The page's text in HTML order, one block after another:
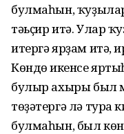
булмаһын,
тәьҫир итә. Улар
итергә ярҙам итә,
Көндөң икенсе
булыр ахыры был
төҙәтергә лә тура
булмаһын, был